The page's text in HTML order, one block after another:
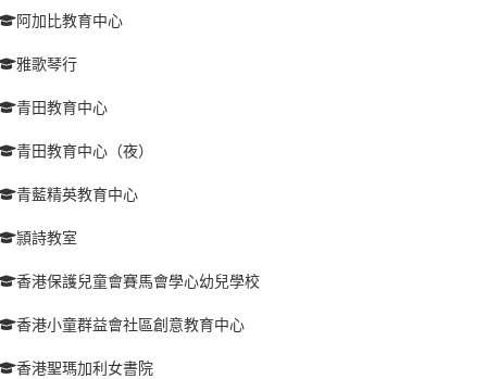
阿加比教育中心
雅歌琴行
青田教育中心
青田教育中心（夜）
青藍精英教育中心
頴詩教室
香港保護兒童會賽馬會學心幼兒學校
香港小童群益會社區創意教育中心
香港聖瑪加利女書院